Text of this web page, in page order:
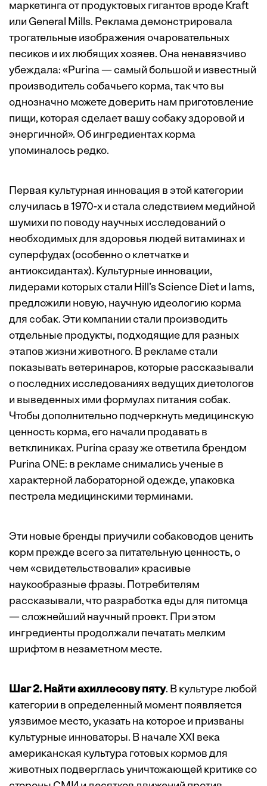
маркетинга от продуктовых гигантов вроде Kraft
или General Mills. Реклама демонстрировала
трогательные изображения очаровательных
песиков и их любящих хозяев. Она ненавязчиво
убеждала: «Purina — самый большой и известный
производитель собачьего корма, так что вы
однозначно можете доверить нам приготовление
пищи, которая сделает вашу собаку здоровой и
энергичной». Об ингредиентах корма
упоминалось редко.
Первая культурная инновация в этой категории
случилась в 1970-х и стала следствием медийной
шумихи по поводу научных исследований о
необходимых для здоровья людей витаминах и
суперфудах (особенно о клетчатке и
антиоксидантах). Культурные инновации,
лидерами которых стали Hill’s Science Diet и Iams,
предложили новую, научную идеологию корма
для собак. Эти компании стали производить
отдельные продукты, подходящие для разных
этапов жизни животного. В рекламе стали
показывать ветеринаров, которые рассказывали
о последних исследованиях ведущих диетологов
и выведенных ими формулах питания собак.
Чтобы дополнительно подчеркнуть медицинскую
ценность корма, его начали продавать в
ветклиниках. Purina сразу же ответила брендом
Purina ONE: в рекламе снимались ученые в
характерной лабораторной одежде, упаковка
пестрела медицинскими терминами.
Эти новые бренды приучили собаководов ценить
корм прежде всего за питательную ценность, о
чем «свидетельствовали» красивые
наукообразные фразы. Потребителям
рассказывали, что разработка еды для питомца
— сложнейший научный проект. При этом
ингредиенты продолжали печатать мелким
шрифтом в незаметном месте.
Шаг 2. Найти ахиллесову пяту. В культуре любой
категории в определенный момент появляется
уязвимое место, указать на которое и призваны
культурные инноваторы. В начале XXI века
американская культура готовых кормов для
животных подверглась уничтожающей критике со